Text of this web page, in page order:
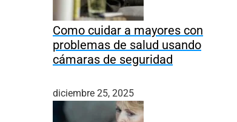
Como cuidar a mayores con
problemas de salud usando
cámaras de seguridad
diciembre 25, 2025